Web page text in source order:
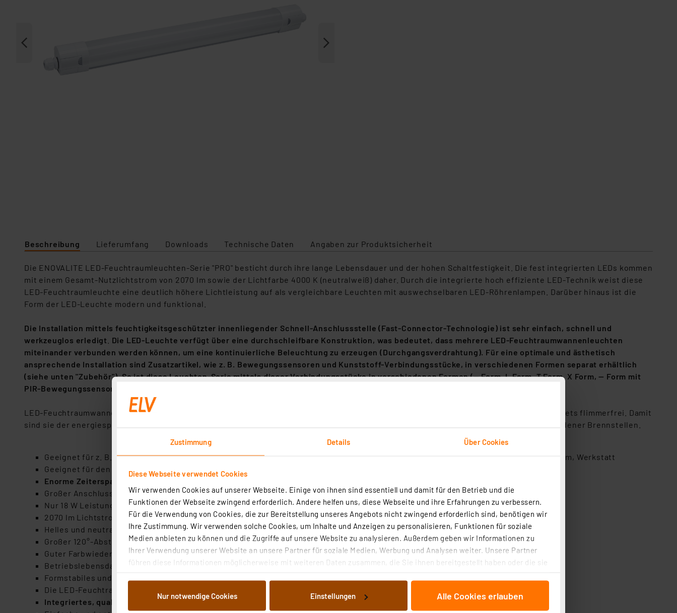
Zustimmung Details Über Cookies
Diese Webseite verwendet Cookies
Wir verwenden Cookies auf unserer Webseite. Einige von ihnen sind essentiell und damit für den Betrieb und die
Funktionen der Webseite zwingend erforderlich. Andere helfen uns, diese Webseite und ihre Erfahrungen zu verbessern.
Für die Verwendung von Cookies, die zur Bereitstellung unseres Angebots nicht zwingend erforderlich sind, benötigen wir
Ihre Zustimmung. Wir verwenden solche Cookies, um Inhalte und Anzeigen zu personalisieren, Funktionen für soziale
Medien anbieten zu können und die Zugriffe auf unsere Website zu analysieren. Außerdem geben wir Informationen zu
Ihrer Verwendung unserer Website an unsere Partner für soziale Medien, Werbung und Analysen weiter. Unsere Partner
führen diese Informationen möglicherweise mit weiteren Daten zusammen, die Sie ihnen bereitgestellt haben oder die sie
Weiterverarbeitung für die nachfolgend dargestellten bzw. die von Ihnen ausgewählten Verarbeitungszwecke (Art. 6
Abs.1a DSG-VO) zu. Eine detaillierte Auflistung der einzelnen Cookies nach Zweck und Anbieter ist durch Klick auf den
Nur notwendige Cookies Einstellungen Alle Cookies erlauben
Beschreibung Lieferumfang Downloads Technische Daten Angaben zur Produktsicherheit
Die ENOVALITE LED-Feuchtraumleuchten-Serie "PRO" besticht durch ihre lange Lebensdauer und der hohen Schaltfestigkeit. Die fest integrierten LEDs kommen
mit einem Gesamt-Nutzlichtstrom von 2070 lm sowie der Lichtfarbe 4000 K (neutralweiß) daher. Durch die integrierte hoch effiziente LED-Technik weist diese
LED-Feuchtraumleuchte eine deutlich höhere Lichtleistung auf als vergleichbare Leuchten mit auswechselbaren LED-Röhrenlampen. Darüber hinaus ist die
Form der LED-Leuchte modern und funktional.
Die Installation mittels feuchtigkeitsgeschützter innenliegender Schnell-Anschlussstelle (Fast-Connector-Technologie) ist sehr einfach, schnell und
werkzeuglos erledigt
Die LED-Leuchte verfügt über eine durchschleifbare Konstruktion, was bedeutet, dass mehrere LED-Feuchtraumwannenleuchten
miteinander verbunden werden können, um eine kontinuierliche Beleuchtung zu erzeugen (Durchgangsverdrahtung). Für eine optimale und ästhetisch
ansprechende Installation sind Zusatzartikel, wie z. B. Bewegungssensoren und Kunststoff-Verbindungsstücke, in verschiedenen Formen separat erhältlich
(siehe unten "Zubehör"). So ist diese Leuchten-Serie mittels dieser Verbindungsstückein verschiedenen Formen (— Form, L Form, T Form, X Form, — Form mit
PIR-Bewegungssensor)
LED-Feuchtraumwannenleuchten sind sparsamer, erheblich langlebiger, starten bei jeder Witterung sofort und flackerfrei und arbeiten stets flimmerfrei. Damit
sind sie der energiesparende Ersatz für die herkömmlichen Leuchtstoffröhren, sowohl bei Neuinstallationen als auch beim Ersatz vorhandener Brennstellen.
Geeignet für z. B. Keller, Garagen, Dachboden, Flure, Lagerhallen, Carport, Geräteschuppen, Gartenschuppen, Lagerräume, Waschraum, Werkstatt
Geeignet für den Einsatz in feuchten und rauen Umgebungen (IP65 / IK08)
Enorme Zeitersparnis bei der Installation dank innovativer "Fast Connector Technologie"
Großer Anschlussraum mit Klemmblock,Durchgangsverdrahtung möglich
Nur 18 W Leistungsaufnahme
2070 lm Lichtstrom, gute Lichtausbeute mit 115 lm/W
Helles und neutralweißes Arbeitslicht mit 4000 K
Großer 120°-Abstrahlwinkel
Guter Farbwiedergabeindex mit 80 Ra
Betriebslebensdauer mit bis zu 50000 h, bis zu 100000 Schaltzyklen
Formstabiles und witterungsbeständiges Kunststoff-Gehäuse mit opalem Lichtaustritt (Kunststoff)
Die LED-Feuchtraumwannenleuchte besteht aus fest integrierten LEDs
Integriertes, qualitatives OSRAM-Netzteil